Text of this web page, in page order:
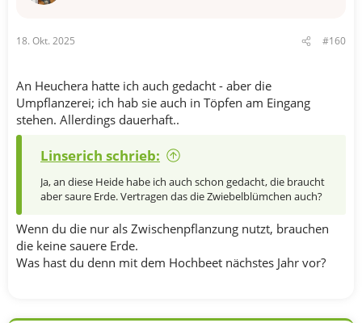
:
18. Okt. 2025 #160
An Heuchera hatte ich auch gedacht - aber die
Umpflanzerei; ich hab sie auch in Töpfen am Eingang
stehen. Allerdings dauerhaft..
Linserich schrieb:
Ja, an diese Heide habe ich auch schon gedacht, die braucht
aber saure Erde. Vertragen das die Zwiebelblümchen auch?
Wenn du die nur als Zwischenpflanzung nutzt, brauchen
die keine sauere Erde.
Was hast du denn mit dem Hochbeet nächstes Jahr vor?